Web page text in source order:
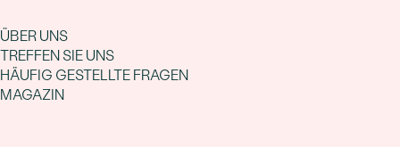
ÜBER UNS
TREFFEN SIE UNS
HÄUFIG GESTELLTE FRAGEN
MAGAZIN